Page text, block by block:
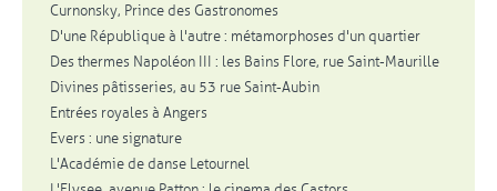
Curnonsky, Prince des Gastronomes
D'une République à l'autre : métamorphoses d'un quartier
Des thermes Napoléon III : les Bains Flore, rue Saint-Maurille
Divines pâtisseries, au 53 rue Saint-Aubin
Entrées royales à Angers
Evers : une signature
L'Académie de danse Letournel